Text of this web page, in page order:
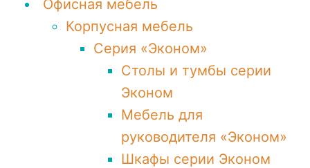
Офисная мебель
Корпусная мебель
Серия «Эконом»
Столы и тумбы серии
Эконом
Мебель для
руководителя «Эконом»
Шкафы серии Эконом